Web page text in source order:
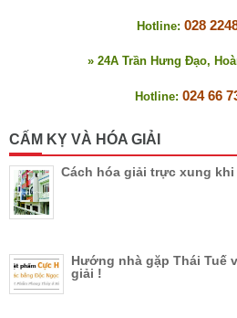
Hotline: 028
» 24A Trần Hưng Đạo,
Hotline: 024 66
CẤM KỴ VÀ HÓA GIẢI
Cách hóa giải trực xung
Hướng nhà gặp Thái Tuế
giải !